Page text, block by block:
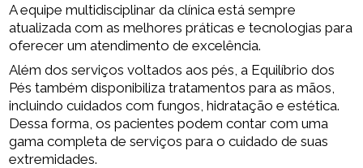
A equipe multidisciplinar da clínica está sempre
atualizada com as melhores práticas e tecnologias para
oferecer um atendimento de excelência.
Além dos serviços voltados aos pés, a Equilíbrio dos
Pés também disponibiliza tratamentos para as mãos,
incluindo cuidados com fungos, hidratação e estética.
Dessa forma, os pacientes podem contar com uma
gama completa de serviços para o cuidado de suas
extremidades.